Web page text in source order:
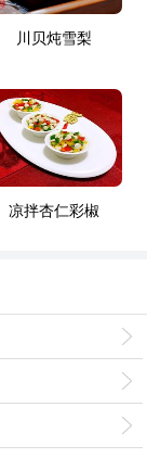
川贝炖雪梨
凉拌杏仁彩椒